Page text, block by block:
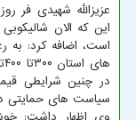
عزیزالله شهیدی فر
این که الان
است، اضافه کرد: به
های استان ۳۰۰تا ۴۰۰تن برنج سفید آماده عرضه و
در چنین شرایطی
سیاست های حمایتی